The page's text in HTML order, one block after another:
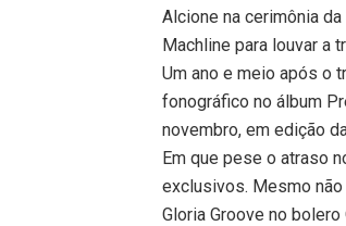
Alcione na cerimônia
Machline para louvar a
Um ano e meio após o
fonográfico no álbum
novembro, em edição
Em que pese o atraso
exclusivos. Mesmo
Gloria Groove no